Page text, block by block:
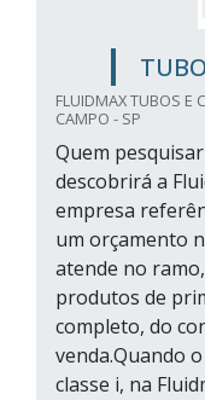
FLUIDMAX TUBOS E
CAMPO - SP
Quem
descobrirá a
empresa
um orçamento
atende no
produtos de
completo, do
venda.Quando
classe i, na